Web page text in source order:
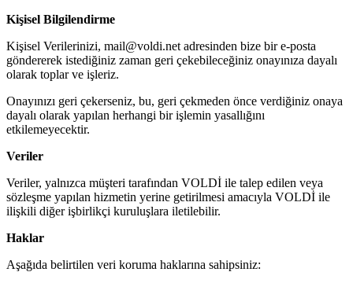
Kişisel Bilgilendirme
Kişisel Verilerinizi, mail@voldi.net adresinden bize bir e-posta
göndererek istediğiniz zaman geri çekebileceğiniz onayınıza dayalı
olarak toplar ve işleriz.
Onayınızı geri çekerseniz, bu, geri çekmeden önce verdiğiniz onaya
dayalı olarak yapılan herhangi bir işlemin yasallığını
etkilemeyecektir.
Veriler
Veriler, yalnızca müşteri tarafından VOLDİ ile talep edilen veya
sözleşme yapılan hizmetin yerine getirilmesi amacıyla VOLDİ ile
ilişkili diğer işbirlikçi kuruluşlara iletilebilir.
Haklar
Aşağıda belirtilen veri koruma haklarına sahipsiniz: